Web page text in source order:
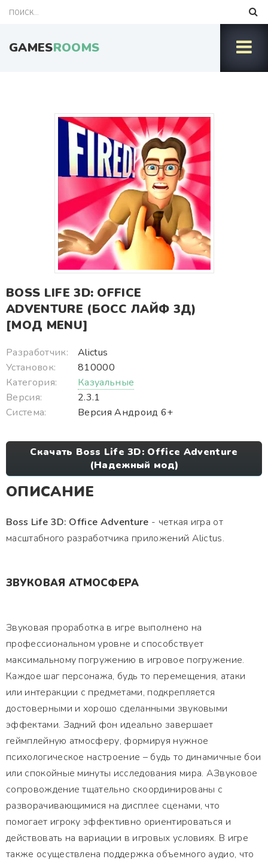
GAMESROOMS
BOSS LIFE 3D: OFFICE
ADVENTURE (БОСС ЛАЙФ 3Д)
[МОД MENU]
Разработчик:
Alictus
Установок:
810000
Категория:
Казуальные
Версия:
2.3.1
Система:
Версия Андроид 6+
Скачать Boss Life 3D: Office Adventure
(Надежный мод)
ОПИСАНИЕ
Boss Life 3D: Office Adventure - четкая игра от
масштабного разработчика приложений Alictus.
ЗВУКОВАЯ АТМОСФЕРА
Звуковая проработка в игре выполнено на
профессиональном уровне и способствует
максимальному погружению в игровое погружение.
Каждое шаг персонажа, будь то перемещения, атаки
или интеракции с предметами, подкрепляется
достоверными и хорошо сделанными звуковыми
эффектами. Задний фон идеально завершает
геймплейную атмосферу, формируя нужное
психологическое настроение – будь то динамичные бои
или спокойные минуты исследования мира. АЗвуковое
сопровождение тщательно скоординированы с
разворачивающимися на дисплее сценами, что
помогает игроку эффективно ориентироваться и
действовать на вариации в игровых условиях. В игре
также осуществлена поддержка объемного аудио, что